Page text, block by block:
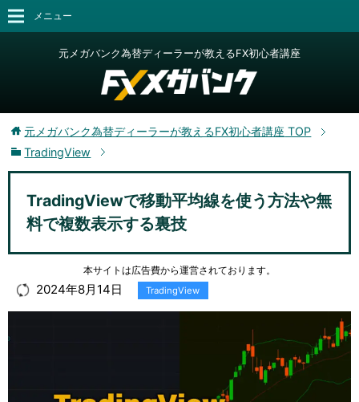
元メガバンク為替ディーラーが教えるFX初心者講座
メニュー
元メガバンク為替ディーラーが教えるFX初心者講座 TOP
TradingView
TradingViewで移動平均線を使う方法や無
料で複数表示する裏技
本サイトは広告費から運営されております。
2024年8月14日 TradingView